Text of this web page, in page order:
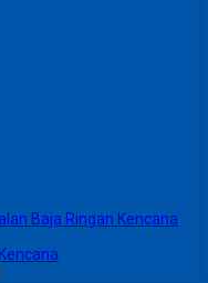
Baja Ringan Kencana